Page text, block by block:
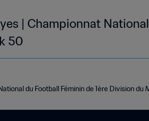
| Championnat
50
du Football Féminin de 1ère Division du